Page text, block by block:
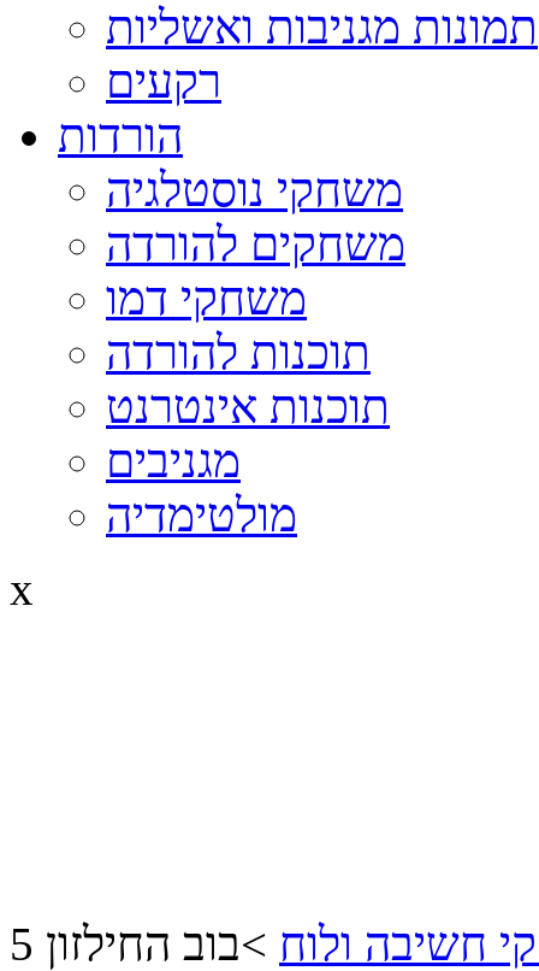
תמונות מגניבות ואשליות
רקעים
הורדות
משחקי נוסטלגיה
משחקים להורדה
משחקי דמו
תוכנות להורדה
תוכנות אינטרנט
מגניבים
מולטימדיה
x
חשיבה ולוח >בוב החילזון 5